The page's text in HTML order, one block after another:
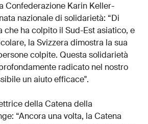
Confederazione Karin Keller-
nazionale di solidarietà: “Di
che ha colpito il Sud-Est asiatico, e
la Svizzera dimostra la sua
colpite. Questa solidarietà
radicato nel nostro
un aiuto efficace".
della Catena della
“Ancora una volta, la Catena